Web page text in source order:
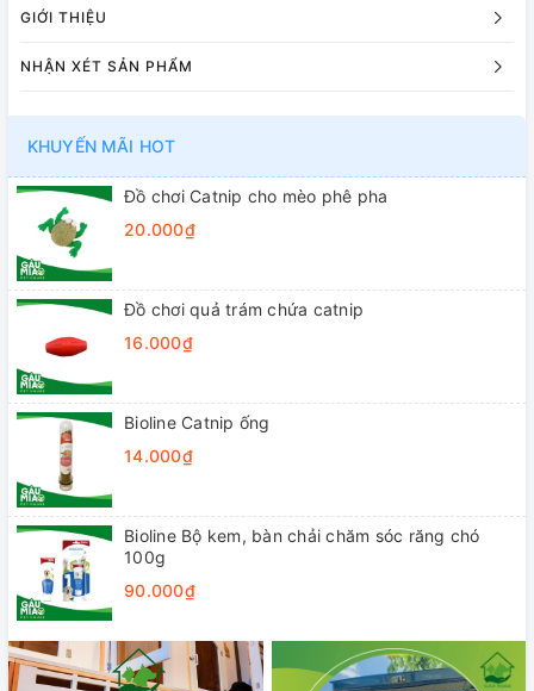
GIỚI THIỆU
NHẬN XÉT SẢN PHẨM
KHUYẾN MÃI HOT
Đồ chơi Catnip cho mèo phê pha
20.000₫
Đồ chơi quả trám chứa catnip
16.000₫
Bioline Catnip ống
14.000₫
Bioline Bộ kem, bàn chải chăm sóc răng chó
100g
90.000₫